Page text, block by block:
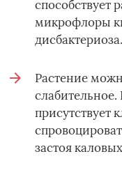
способствует
микрофлоры
дисбактериоза.
Растение
присутствует
застоя